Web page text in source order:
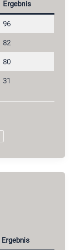
Ergebnis
96
82
80
31
Ergebnis